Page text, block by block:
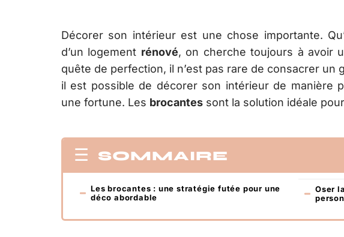
Décorer son intérieur est une chose importante.
d’un logement rénové, on cherche toujours à avoir
quête de perfection, il n’est pas rare de consacrer un
il est possible de décorer son intérieur de manière
une fortune. Les brocantes sont la solution idéale
SOMMAIRE
Les brocantes : une stratégie futée pour une
déco abordable
Oser